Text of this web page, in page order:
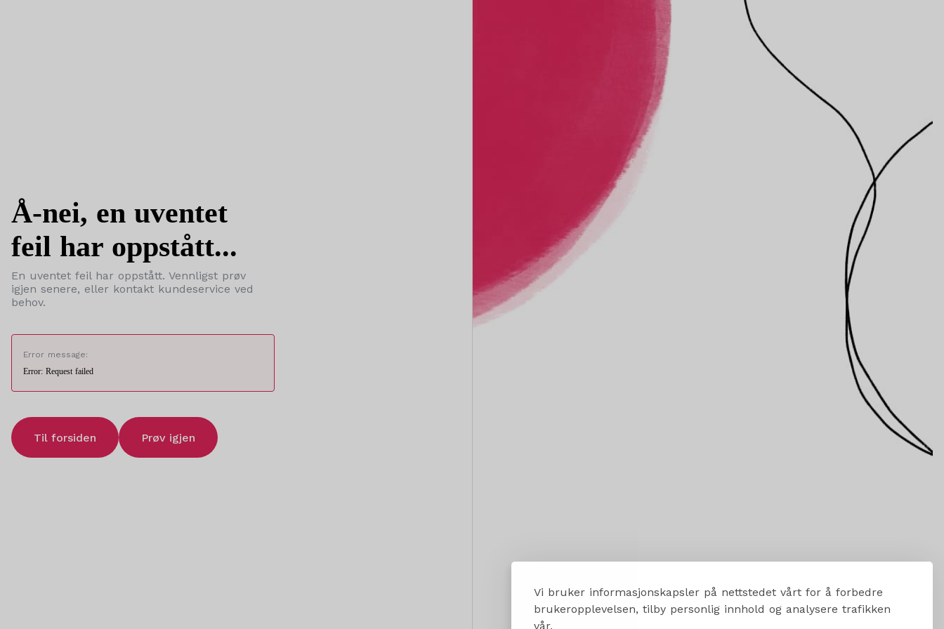
Vi bruker informasjonskapsler på nettstedet vårt for å forbedre
brukeropplevelsen, tilby personlig innhold og analysere trafikken
vår.
Å-nei, en uventet
feil har oppstått...
En uventet feil har oppstått. Vennligst prøv
igjen senere, eller kontakt kundeservice ved
behov.
Error message:
Error: Request failed
Til forsiden Prøv igjen